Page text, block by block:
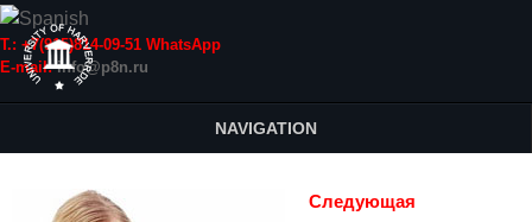
Т.: +7(915)814-09-51 WhatsApp
E-mail:info@p8n.ru
NAVIGATION
Следующая